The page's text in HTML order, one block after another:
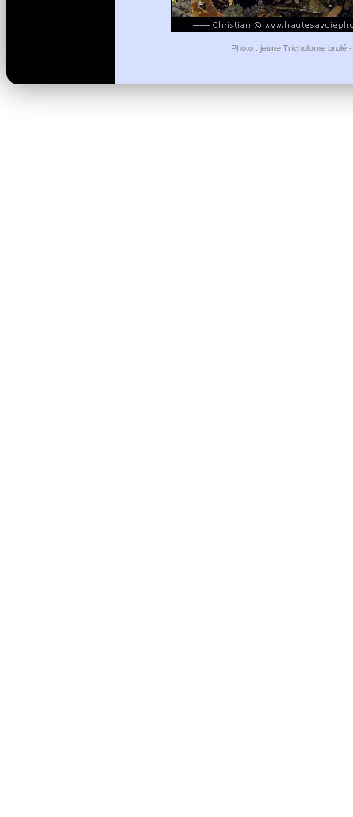
Photo : jeune Tricholome brulé